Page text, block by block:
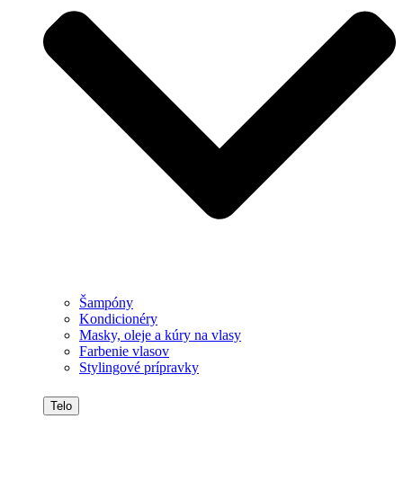
Šampóny
Kondicionéry
Masky, oleje a kúry na vlasy
Farbenie vlasov
Stylingové prípravky
Telo